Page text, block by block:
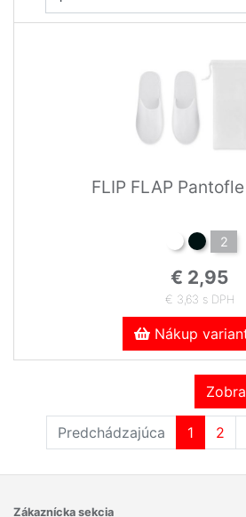
FLIP FLAP
2
€ 2,95
€ 3,63 s DPH
Nákup
Predchádzajúca 1 2
Zákaznícka sekcia